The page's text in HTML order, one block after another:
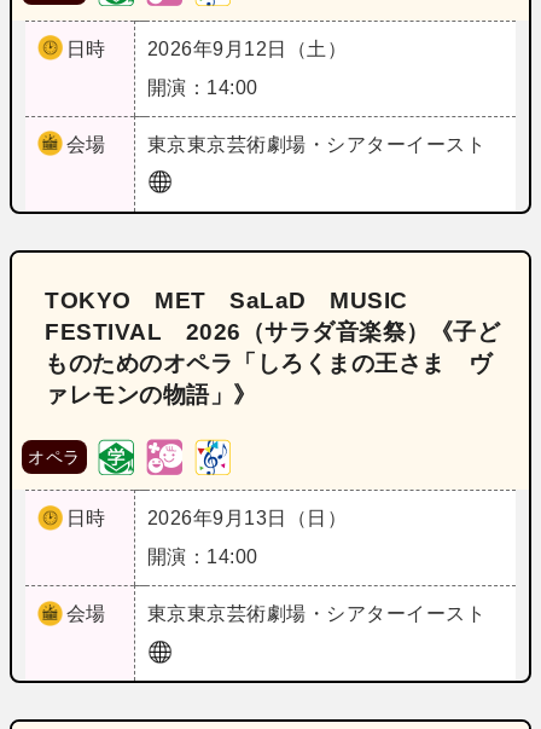
日時
2026年9月12日（土）
開演：14:00
会場 東京東京芸術劇場・シアターイースト
TOKYO MET SaLaD MUSIC
FESTIVAL 2026（サラダ音楽祭）《子ど
ものためのオペラ「しろくまの王さま ヴ
ァレモンの物語」》
オペラ
日時
2026年9月13日（日）
開演：14:00
会場 東京東京芸術劇場・シアターイースト